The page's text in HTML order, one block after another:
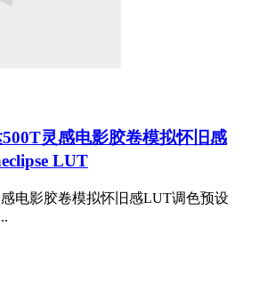
500T灵感电影胶卷模拟怀旧感
LUT
电影胶卷模拟怀旧感LUT调色预设